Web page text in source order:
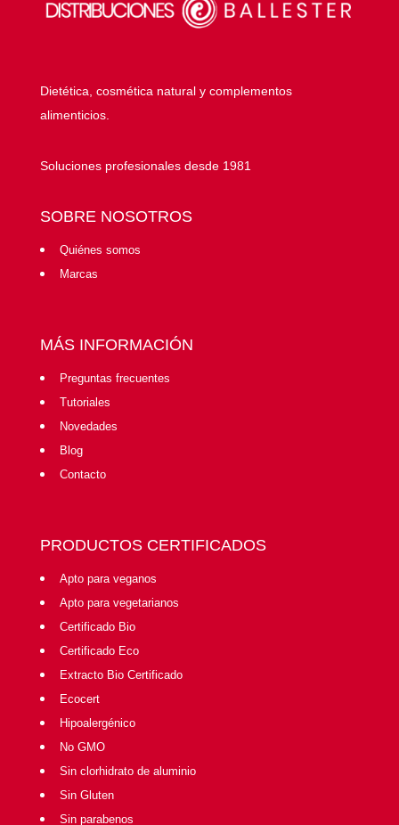
Dietética, cosmética natural y complementos
alimenticios.
Soluciones profesionales desde 1981
SOBRE NOSOTROS
Quiénes somos
Marcas
MÁS INFORMACIÓN
Preguntas frecuentes
Tutoriales
Novedades
Blog
Contacto
PRODUCTOS CERTIFICADOS
Apto para veganos
Apto para vegetarianos
Certificado Bio
Certificado Eco
Extracto Bio Certificado
Ecocert
Hipoalergénico
No GMO
Sin clorhidrato de aluminio
Sin Gluten
Sin parabenos